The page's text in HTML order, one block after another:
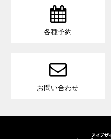

各種予約

お問い合わせ